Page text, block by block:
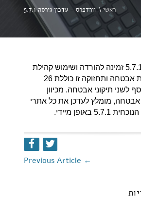
ראשי \ וורדפרס – עדכון גירסה 5.7.1
גירסת וורדפרס 5.7.1 זמינה להורדה ושימוש קהילת
וורדפרס. מהדורת אבטחה ותחזוקה זו כוללת 26
לשני תיקוני אבטחה. מכיוון
אבטחה, מומלץ לעדכן את כל אתרי
באופן מיידי.
←